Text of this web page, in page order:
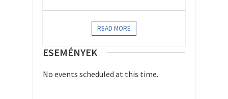
READ MORE
ESEMÉNYEK
No events scheduled at this time.